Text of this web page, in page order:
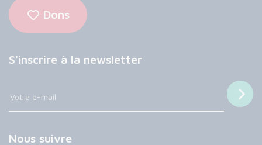
Dons
S'inscrire à la newsletter
Nous suivre